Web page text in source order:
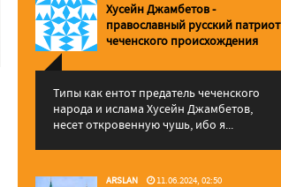
Хусейн Джамбетов -
православный русский патриот
чеченского происхождения
Типы как ентот предатель чеченского
народа и ислама Хусейн Джамбетов,
несет откровенную чушь, ибо я...
ARSLAN 11.06.2024, 02:50